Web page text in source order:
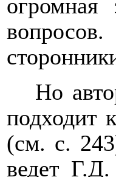
Но
подходит
(см. с.
ведет